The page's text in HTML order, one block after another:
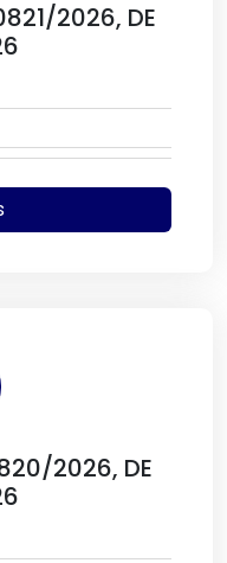
2026, DE
2026, DE